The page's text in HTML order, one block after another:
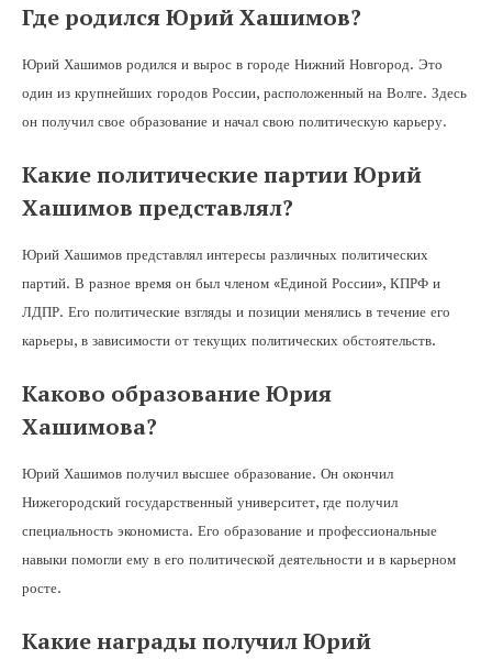
Где родился Юрий Хашимов?
Юрий Хашимов родился и вырос в городе Нижний Новгород. Это
один из крупнейших городов России, расположенный на Волге. Здесь
он получил свое образование и начал свою политическую карьеру.
Какие политические партии Юрий
Хашимов представлял?
Юрий Хашимов представлял интересы различных политических
партий. В разное время он был членом «Единой России», КПРФ и
ЛДПР. Его политические взгляды и позиции менялись в течение его
карьеры, в зависимости от текущих политических обстоятельств.
Каково образование Юрия
Хашимова?
Юрий Хашимов получил высшее образование. Он окончил
Нижегородский государственный университет, где получил
специальность экономиста. Его образование и профессиональные
навыки помогли ему в его политической деятельности и в карьерном
росте.
Какие награды получил Юрий